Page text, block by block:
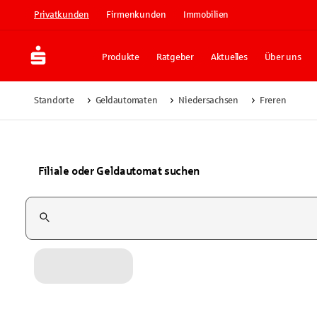
Privatkunden Firmenkunden Immobilien
Produkte Ratgeber Aktuelles Über uns
Standorte Geldautomaten Niedersachsen Freren
Filiale oder Geldautomat suchen
Suchfeld